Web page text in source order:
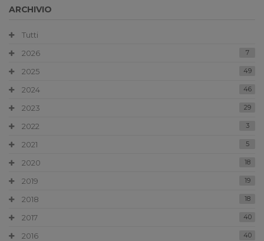
ARCHIVIO
Tutti
2026
7
2025 49
2024 46
2023 29
2022 3
2021 5
2020 18
2019 19
2018 18
2017 40
2016 40